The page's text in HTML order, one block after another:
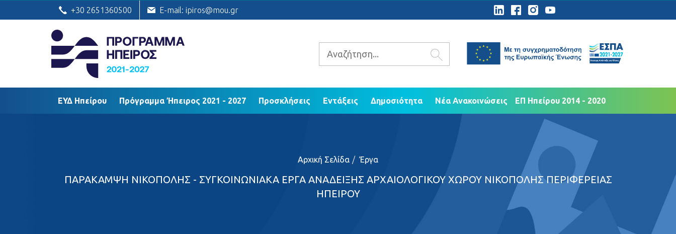
ΕΥΔ Ηπείρου Πρόγραμμα Ήπειρος 2021 - 2027 Δημοσιότητα
Νέα Ανακοινώσεις
+30 2651360500 E-mail: ipiros@mou.gr
ΕΥΔ Ηπείρου Πρόγραμμα Ήπειρος 2021 - 2027 Προσκλήσεις Εντάξεις Δημοσιότητα Νέα Ανακοινώσεις ΕΠ Ηπείρου 2014 - 2020
Αρχική Σελίδα Έργα
ΠΑΡΑΚΑΜΨΗ ΝΙΚΟΠΟΛΗΣ - ΣΥΓΚΟΙΝΩΝΙΑΚΑ ΕΡΓΑ ΑΝΑΔΕΙΞΗΣ ΑΡΧΑΙΟΛΟΓΙΚΟΥ ΧΩΡΟΥ ΝΙΚΟΠΟΛΗΣ ΠΕΡΙΦΕΡΕΙΑΣ
ΗΠΕΙΡΟΥ